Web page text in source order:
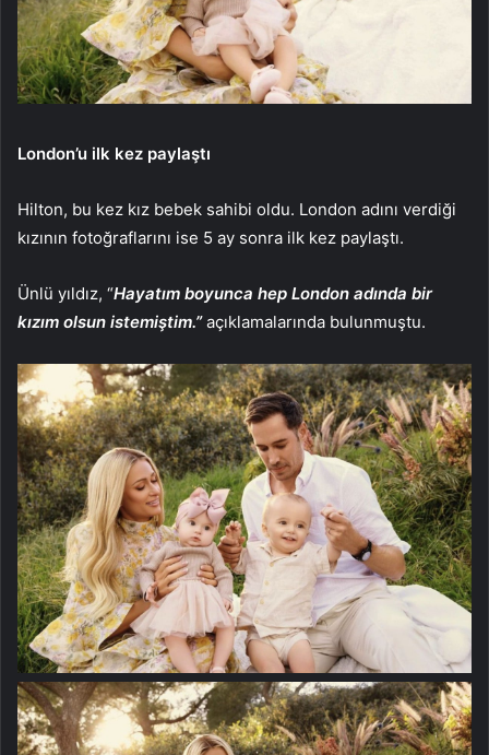
London’u ilk kez paylaştı
Hilton, bu kez kız bebek sahibi oldu. London adını verdiği
kızının fotoğraflarını ise 5 ay sonra ilk kez paylaştı.
Ünlü yıldız, “Hayatım boyunca hep London adında bir
kızım olsun istemiştim.”açıklamalarında bulunmuştu.